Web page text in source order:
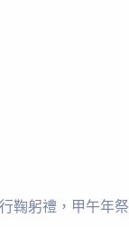
鞠躬禮，甲午年祭